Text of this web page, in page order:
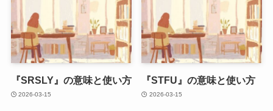
『SRSLY』の意味と使い方
2026-03-15
『STFU』の意味と使い方
2026-03-15